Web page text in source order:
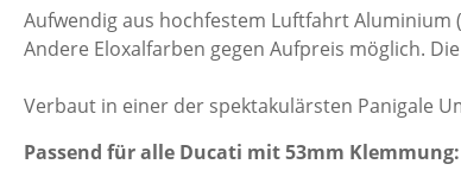
Aufwendig aus hochfestem Luftfahrt
Andere Eloxalfarben gegen Aufpreis möglich.
Verbaut in einer der spektakulärsten Panigale
Passend für alle Ducati mit 53mm Klemmung: